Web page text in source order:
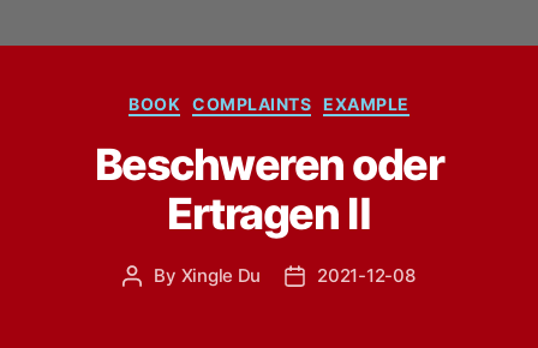
Categories
BOOK COMPLAINTS EXAMPLE
Beschweren oder
Ertragen Ⅱ
Post
By Xingle Du
Post2021-12-08